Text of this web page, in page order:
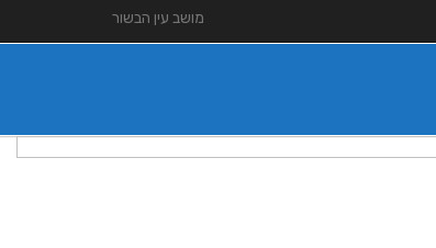
מושב עין הבשור